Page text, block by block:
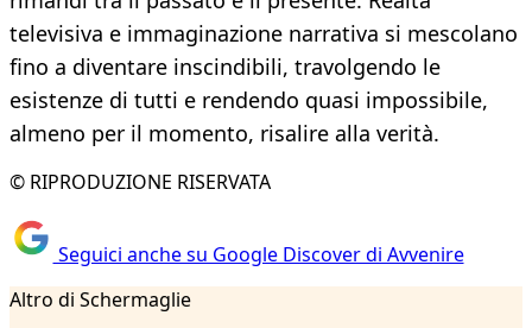
televisiva e immaginazione narrativa si mescolano
fino a diventare inscindibili, travolgendo le
esistenze di tutti e rendendo quasi impossibile,
almeno per il momento, risalire alla verità.
© RIPRODUZIONE RISERVATA
Seguici anche su Google Discover di Avvenire
Altro di Schermaglie